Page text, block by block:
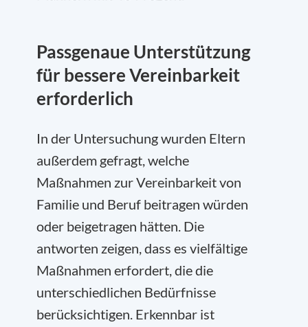
Passgenaue Unterstützung
für bessere Vereinbarkeit
erforderlich
In der Untersuchung wurden Eltern
außerdem gefragt, welche
Maßnahmen zur Vereinbarkeit von
Familie und Beruf beitragen würden
oder beigetragen hätten. Die
antworten zeigen, dass es vielfältige
Maßnahmen erfordert, die die
unterschiedlichen Bedürfnisse
berücksichtigen. Erkennbar ist